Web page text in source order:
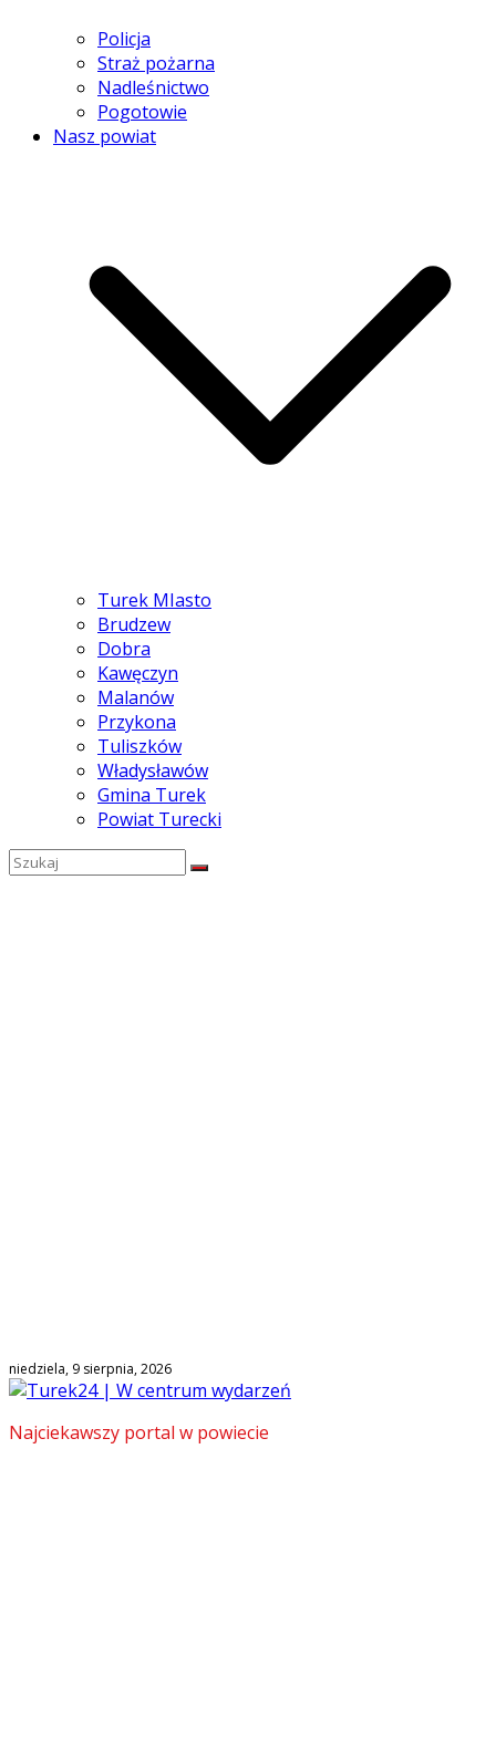
Policja
Straż pożarna
Nadleśnictwo
Pogotowie
Nasz powiat
Turek MIasto
Brudzew
Dobra
Kawęczyn
Malanów
Przykona
Tuliszków
Władysławów
Gmina Turek
Powiat Turecki
niedziela, 9 sierpnia, 2026
Najciekawszy portal w powiecie